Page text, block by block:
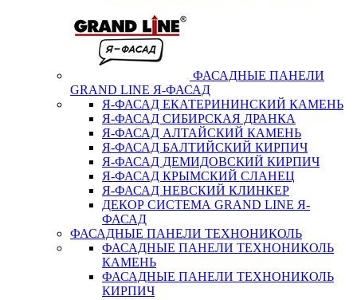
ФАСАДНЫЕ ПАНЕЛИ
GRAND LINE Я-ФАСАД
Я-ФАСАД ЕКАТЕРИНИНСКИЙ КАМЕНЬ
Я-ФАСАД СИБИРСКАЯ ДРАНКА
Я-ФАСАД АЛТАЙСКИЙ КАМЕНЬ
Я-ФАСАД БАЛТИЙСКИЙ КИРПИЧ
Я-ФАСАД ДЕМИДОВСКИЙ КИРПИЧ
Я-ФАСАД КРЫМСКИЙ СЛАНЕЦ
Я-ФАСАД НЕВСКИЙ КЛИНКЕР
ДЕКОР СИСТЕМА GRAND LINE Я-
ФАСАД
ФАСАДНЫЕ ПАНЕЛИ ТЕХНОНИКОЛЬ
ФАСАДНЫЕ ПАНЕЛИ ТЕХНОНИКОЛЬ
КАМЕНЬ
ФАСАДНЫЕ ПАНЕЛИ ТЕХНОНИКОЛЬ
КИРПИЧ